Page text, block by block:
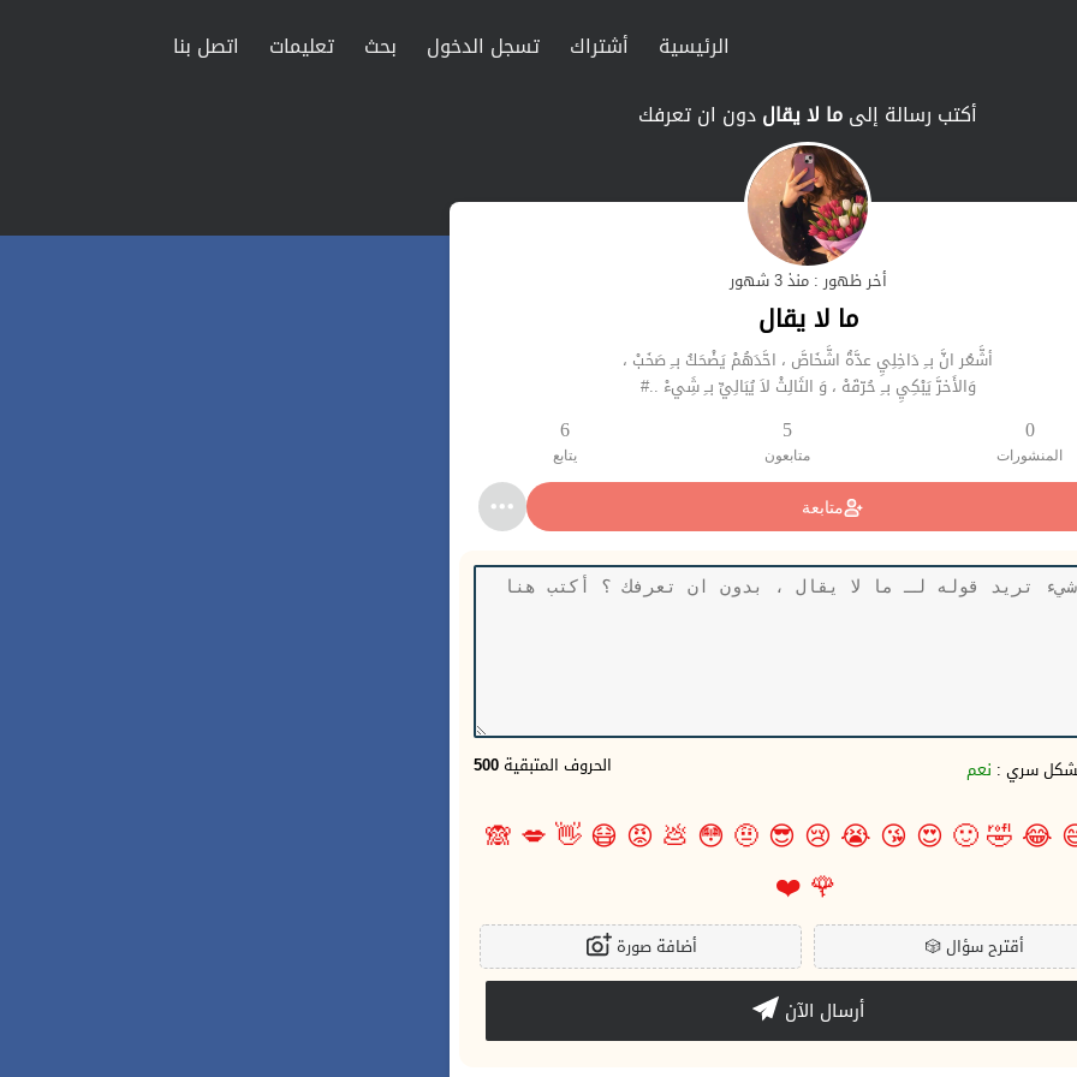
الرئيسية أشتراك تسجل الدخول بحث تعليمات
اتصل بنا
أكتب رسالة إلىما لا يقالدون ان تعرفك
أخر ظهور : منذ 3 شهور
ما لا يقال
أشَّعُر انَّ بــِ دَاخِلِيِ عدَّةُ اشَّخَاصَّ ، احَّدَهُمْ يَضْحَكُ بــِ صَخَبْ ،
وَالأَخرَّ يَبْكِيِ بــِ حُرّقَهْ ، وَ الثَالِثْ لاَ يُبَالِيِّ بــِ شَِيءْ ..#
0
المنشورات
5
متابعون
6
يتابع
متابعة
500 الحروف المتبقية سري : نعم
😂
🤣
🙂
😍
😘
😭
😢
😎
🤨
😳
💩
😡
😷
👋
💋
🙈
🌹
❤️
🎲أقترح سؤال أضافة صورة
أرسال الآن